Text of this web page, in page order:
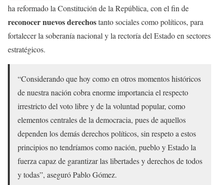
ha reformado la Constitución de la República, con el fin de
reconocer nuevos derechostanto sociales como políticos, para
fortalecer la soberanía nacional y la rectoría del Estado en sectores
estratégicos.
“Considerando que hoy como en otros momentos históricos
de nuestra nación cobra enorme importancia el respecto
irrestricto del voto libre y de la voluntad popular, como
elementos centrales de la democracia, pues de aquellos
dependen los demás derechos políticos, sin respeto a estos
principios no tendríamos como nación, pueblo y Estado la
fuerza capaz de garantizar las libertades y derechos de todos
y todas”, aseguró Pablo Gómez.